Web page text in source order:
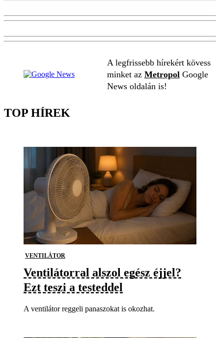
A legfrissebb hírekért kövess
minket az Metropol Google
News oldalán is!
TOP HÍREK
VENTILÁTOR
Ventilátorral alszol egész éjjel?
Ezt teszi a testeddel
A ventilátor reggeli panaszokat is okozhat.